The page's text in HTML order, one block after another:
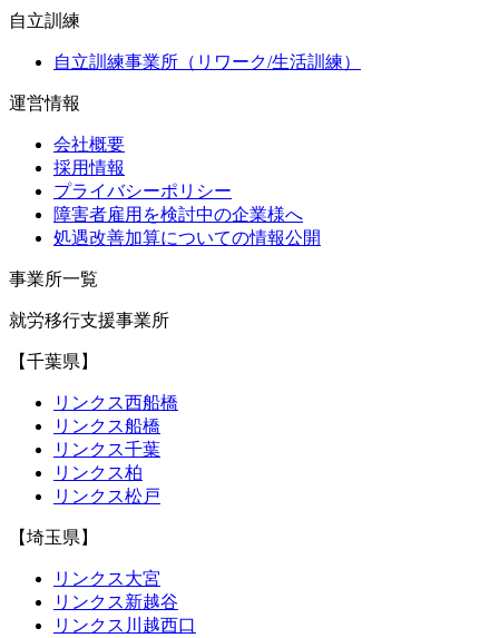
自立訓練
自立訓練事業所（リワーク/生活訓練）
運営情報
会社概要
採用情報
プライバシーポリシー
障害者雇用を検討中の企業様へ
処遇改善加算についての情報公開
事業所一覧
就労移行支援事業所
【千葉県】
リンクス西船橋
リンクス船橋
リンクス千葉
リンクス柏
リンクス松戸
【埼玉県】
リンクス大宮
リンクス新越谷
リンクス川越西口